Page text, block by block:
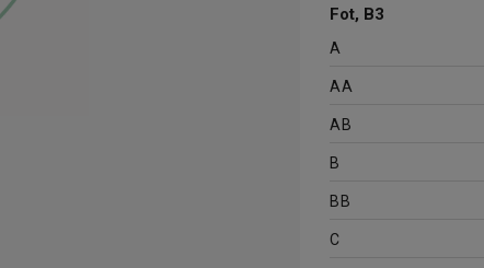
Fot, B3
A
AA
AB
B
BB
C